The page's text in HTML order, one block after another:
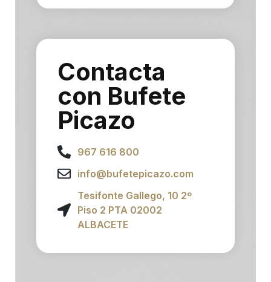
Contacta
con Bufete
Picazo
967 616 800
info@bufetepicazo.com
Tesifonte Gallego, 10 2º
Piso 2 PTA 02002
ALBACETE